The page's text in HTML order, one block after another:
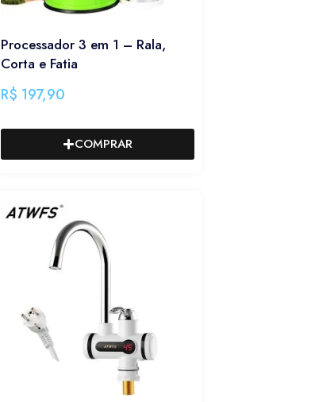
Processador 3 em 1 – Rala,
Corta e Fatia
R$ 197,90
COMPRAR